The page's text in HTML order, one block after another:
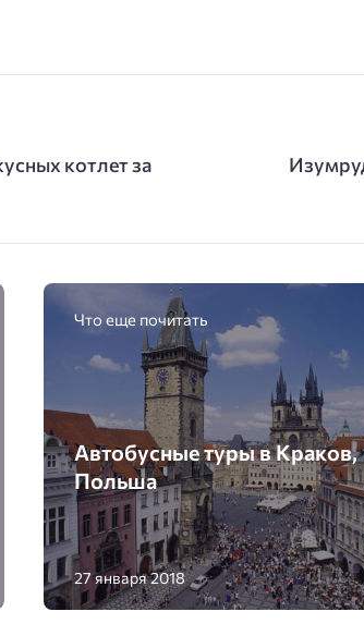
котлет за
Что еще почитать
Автобусные туры в Краков,
Польша
27 января 2018